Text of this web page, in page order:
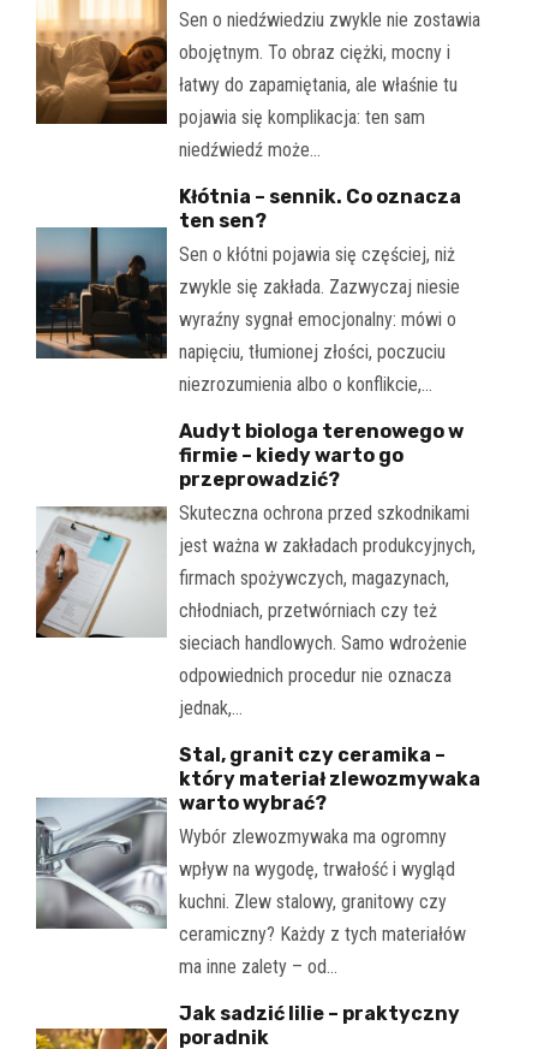
Sen o niedźwiedziu zwykle nie zostawia
obojętnym. To obraz ciężki, mocny i
łatwy do zapamiętania, ale właśnie tu
pojawia się komplikacja: ten sam
niedźwiedź może…
Kłótnia – sennik. Co oznacza
ten sen?
Sen o kłótni pojawia się częściej, niż
zwykle się zakłada. Zazwyczaj niesie
wyraźny sygnał emocjonalny: mówi o
napięciu, tłumionej złości, poczuciu
niezrozumienia albo o konflikcie,…
Audyt biologa terenowego w
firmie – kiedy warto go
przeprowadzić?
Skuteczna ochrona przed szkodnikami
jest ważna w zakładach produkcyjnych,
firmach spożywczych, magazynach,
chłodniach, przetwórniach czy też
sieciach handlowych. Samo wdrożenie
odpowiednich procedur nie oznacza
jednak,…
Stal, granit czy ceramika –
który materiał zlewozmywaka
warto wybrać?
Wybór zlewozmywaka ma ogromny
wpływ na wygodę, trwałość i wygląd
kuchni. Zlew stalowy, granitowy czy
ceramiczny? Każdy z tych materiałów
ma inne zalety – od…
Jak sadzić lilie – praktyczny
poradnik